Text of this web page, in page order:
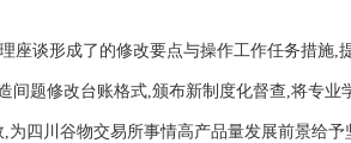
谈形成了的修改要点与操作工作任务措施,
题修改台账格式,颁布新制度化督查,将专
四川谷物交易所事情高产品量发展前景给予